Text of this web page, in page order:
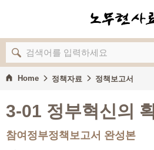
Home 정책자료 정책보고서
3-01 정부혁신의
참여정부정책보고서 완성본